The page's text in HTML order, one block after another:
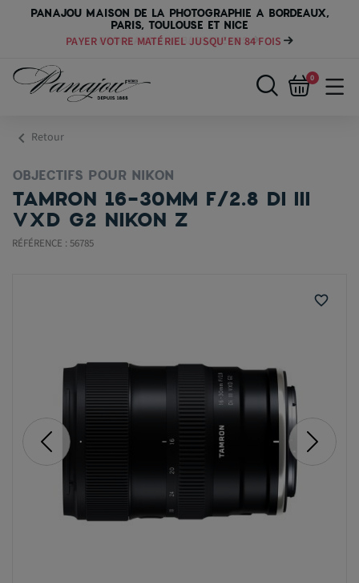
PANAJOU MAISON DE LA PHOTOGRAPHIE A BORDEAUX,
PARIS, TOULOUSE ET NICE
PAYER VOTRE MATÉRIEL JUSQU'EN 84 FOIS
0
chevron_left Retour
OBJECTIFS POUR NIKON
TAMRON 16-30MM F/2.8 DI III
VXD G2 NIKON Z
RÉFÉRENCE : 56785
favorite_border